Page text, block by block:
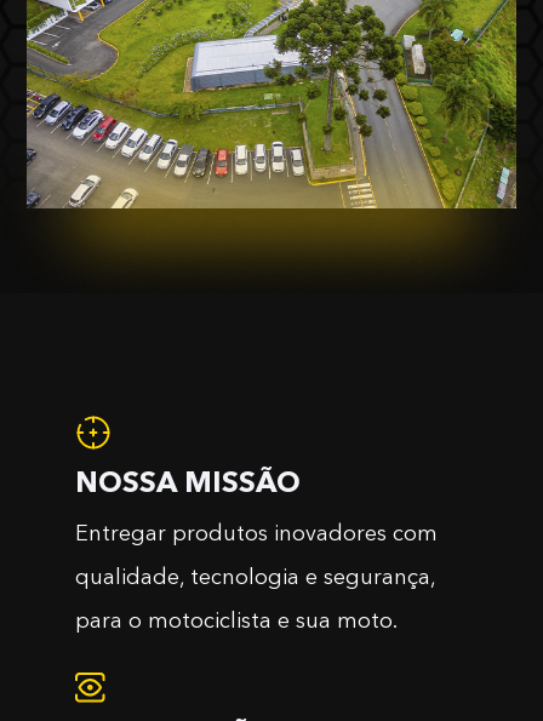
NOSSA MISSÃO
Entregar produtos inovadores com
qualidade, tecnologia e segurança,
para o motociclista e sua moto.